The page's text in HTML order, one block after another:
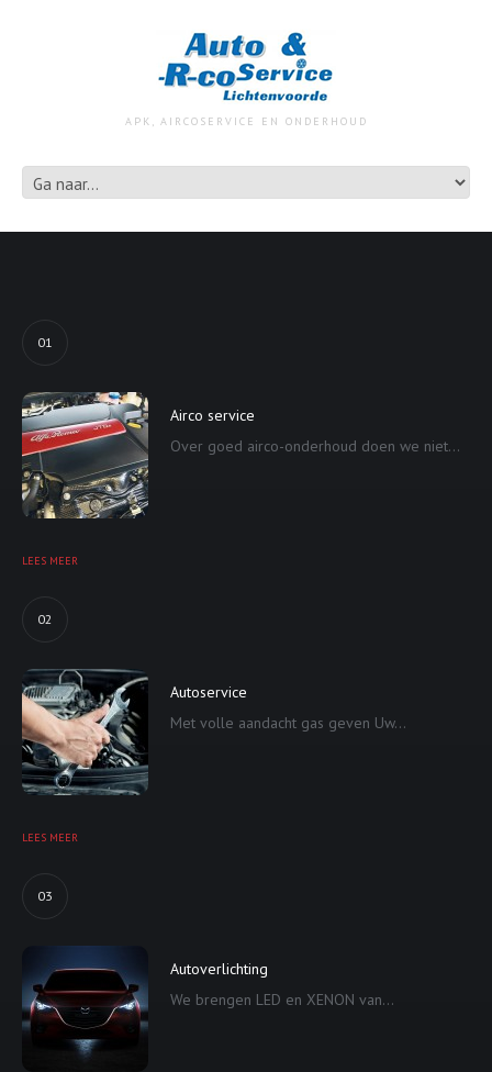
APK, AIRCOSERVICE EN ONDERHOUD
01
Airco service
Over goed airco-onderhoud doen we niet...
LEES MEER
02
Autoservice
Met volle aandacht gas geven Uw...
LEES MEER
03
Autoverlichting
We brengen LED en XENON van...